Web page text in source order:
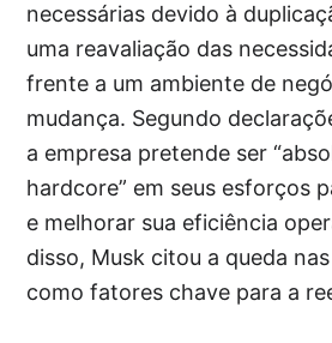
necessárias devido à
uma reavaliação das
frente a um ambiente de
mudança. Segundo
a empresa pretende ser
hardcore” em seus esforços
e melhorar sua eficiência
disso, Musk citou a queda
como fatores chave para a